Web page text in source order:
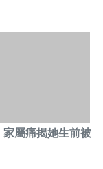
屬痛揭她生前被